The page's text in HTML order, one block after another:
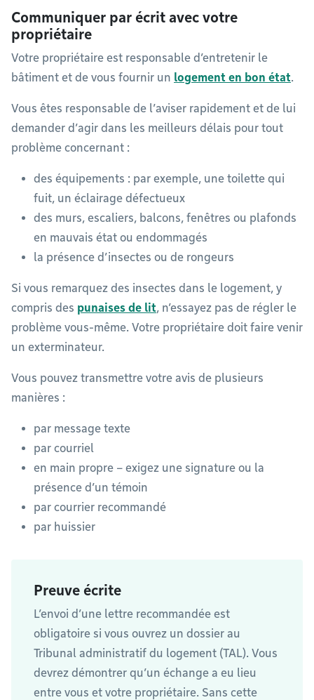
Communiquer par écrit avec votre
propriétaire
Votre propriétaire est responsable d’entretenir le
bâtiment et de vous fournir un logement en bon état.
Vous êtes responsable de l’aviser rapidement et de lui
demander d’agir dans les meilleurs délais pour tout
problème concernant :
des équipements : par exemple, une toilette qui
fuit, un éclairage défectueux
des murs, escaliers, balcons, fenêtres ou plafonds
en mauvais état ou endommagés
la présence d’insectes ou de rongeurs
Si vous remarquez des insectes dans le logement, y
compris des punaises de lit, n’essayez pas de régler le
problème vous-même. Votre propriétaire doit faire venir
un exterminateur.
Vous pouvez transmettre votre avis de plusieurs
manières :
par message texte
par courriel
en main propre – exigez une signature ou la
présence d’un témoin
par courrier recommandé
par huissier
Preuve écrite
L’envoi d’une lettre recommandée est
obligatoire si vous ouvrez un dossier au
Tribunal administratif du logement (TAL). Vous
devrez démontrer qu’un échange a eu lieu
entre vous et votre propriétaire. Sans cette